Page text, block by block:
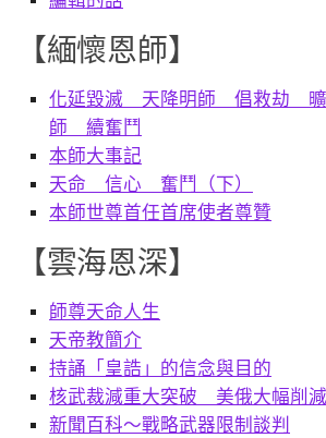
【緬懷恩師】
化延毀滅 天降明師 倡救劫
師 續奮鬥
本師大事記
天命 信心 奮鬥（下）
本師世尊首任首席使者尊贊
【雲海恩深】
師尊天命人生
天帝教簡介
持誦「皇誥」的信念與目的
核武裁減重大突破 美俄大幅削
新聞百科～戰略武器限制談判